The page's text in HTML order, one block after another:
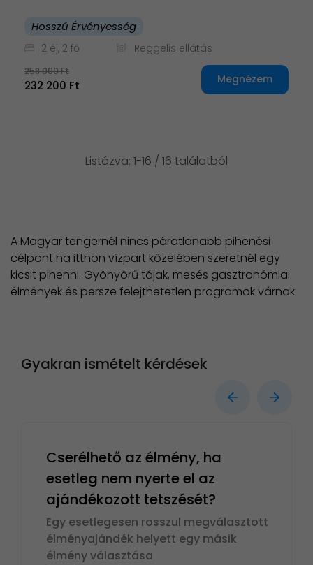
Hosszú Érvényesség
2 éj, 2 fő Reggelis ellátás
258 000 Ft
232 200 Ft Megnézem
Listázva: 1-16 / 16 találatból
A Magyar tengernél nincs páratlanabb pihenési
célpont ha itthon vízpart közelében szeretnél egy
kicsit pihenni. Gyönyörű tájak, mesés gasztronómiai
élmények és persze felejthetetlen programok várnak.
Gyakran ismételt kérdések
Cserélhető az élmény, ha
esetleg nem nyerte el az
ajándékozott tetszését?
Egy esetlegesen rosszul megválasztott
élményajándék helyett egy másik
élmény választása